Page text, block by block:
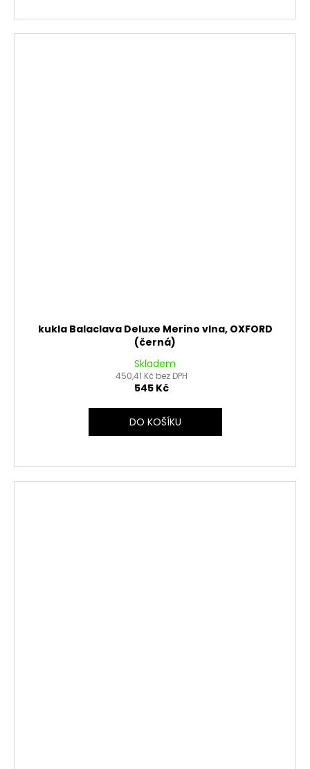
kukla Balaclava Deluxe Merino vlna, OXFORD
(černá)
Skladem
450,41 Kč bez DPH
545 Kč
DO KOŠÍKU